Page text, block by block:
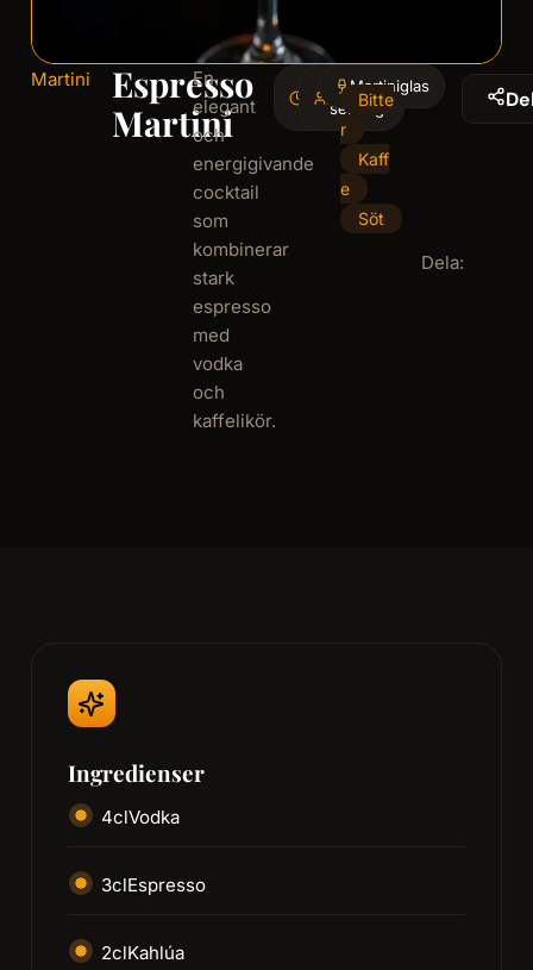
Martini
Espresso
Martini
En
elegant
och
energigivande
cocktail
som
kombinerar
stark
espresso
med
vodka
och
kaffelikör.
5
minminutes
1
serving
Martiniglas
Bitte
r
Kaff
e
Söt
Dela:
Ingredienser
4clVodka
3clEspresso
2clKahlúa